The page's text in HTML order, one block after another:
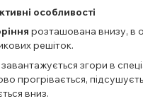
особливості
розташована внизу, в
решіток.
згори в
прогрівається,
вниз.